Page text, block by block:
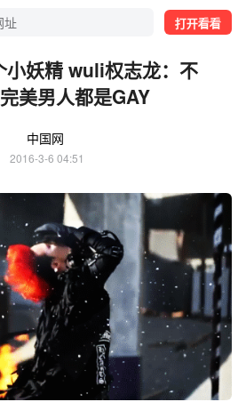
打开看看
小妖精 wuli权志龙：不
美男人都是GAY
中国网
2016-3-6 04:51